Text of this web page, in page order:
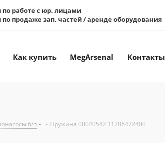
по работе с юр. лицами
продаже зап. частей / аренде оборудования
Как купить MegArsenal Контакты
б/п - Пружина 00040542 11286472400